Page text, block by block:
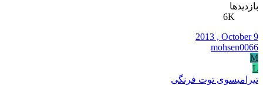
بازدیدها
6K
2013 , October 9
mohsen0066
M
L
تیرامیسوی توت فرنگی